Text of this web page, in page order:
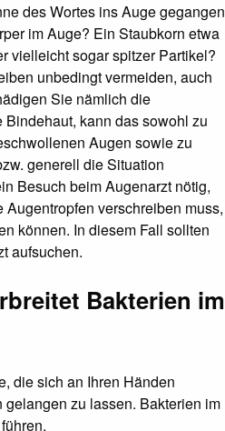
des Wortes ins Auge gegangen
im Auge? Ein Staubkorn etwa
vielleicht sogar spitzer Partikel?
unbedingt vermeiden, auch
Sie nämlich die
kann das sowohl zu
Augen sowie zu
generell die Situation
Besuch beim Augenarzt nötig,
verschreiben muss,
können. In diesem Fall sollten
aufsuchen.
Bakterien im
die sich an Ihren Händen
zu lassen. Bakterien im